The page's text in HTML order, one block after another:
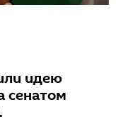
идею
сенатом